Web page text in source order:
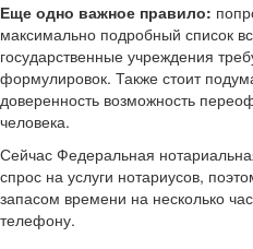
Еще одно важное правило:
максимально подробный список
государственные учреждения
формулировок. Также стоит
доверенность возможность
человека.
Сейчас Федеральная
спрос на услуги нотариусов,
запасом времени на несколько
телефону.